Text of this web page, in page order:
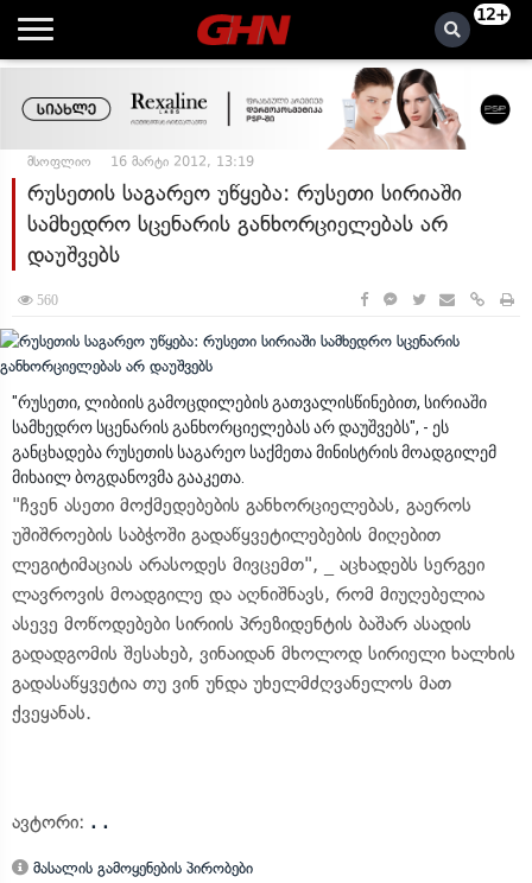
12+
მსოფლიო 16 მარტი 2012, 13:19
რუსეთის საგარეო უწყება: რუსეთი სირიაში
სამხედრო სცენარის განხორციელებას არ
დაუშვებს
560
"რუსეთი, ლიბიის გამოცდილების გათვალისწინებით, სირიაში
სამხედრო სცენარის განხორციელებას არ დაუშვებს", - ეს
განცხადება რუსეთის საგარეო საქმეთა მინისტრის მოადგილემ
მიხაილ ბოგდანოვმა გააკეთა.
"ჩვენ ასეთი მოქმედებების განხორციელებას, გაეროს
უშიშროების საბჭოში გადაწყვეტილებების მიღებით
ლეგიტიმაციას არასოდეს მივცემთ", _ აცხადებს სერგეი
ლავროვის მოადგილე და აღნიშნავს, რომ მიუღებელია
ასევე მოწოდებები სირიის პრეზიდენტის ბაშარ ასადის
გადადგომის შესახებ, ვინაიდან მხოლოდ სირიელი ხალხის
გადასაწყვეტია თუ ვინ უნდა უხელმძღვანელოს მათ
ქვეყანას.
ავტორი: . .
მასალის გამოყენების პირობები